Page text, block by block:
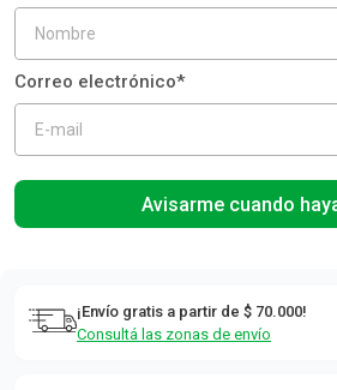
Avisarme cuando
¡Envío gratis a partir de $ 70.000!
Consultá las zonas de envío